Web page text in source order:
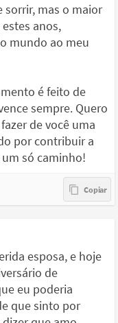
mas o maior
anos,
mundo ao meu
é feito de
sempre. Quero
de você uma
por contribuir a
só caminho!
esposa, e hoje
de
eu poderia
que sinto por